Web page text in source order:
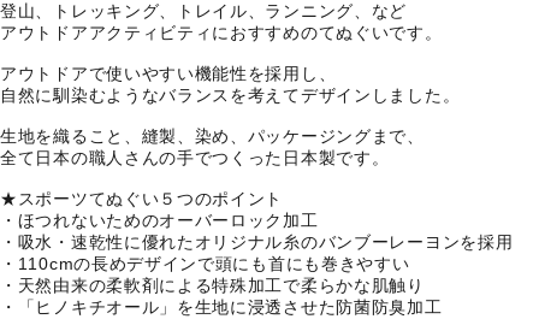
登山、トレッキング、トレイル、ランニング、など
アウトドアアクティビティにおすすめのてぬぐいです。
アウトドアで使いやすい機能性を採用し、
自然に馴染むようなバランスを考えてデザインしました。
生地を織ること、縫製、染め、パッケージングまで、
全て日本の職人さんの手でつくった日本製です。
★スポーツてぬぐい５つのポイント
・ほつれないためのオーバーロック加工
・吸水・速乾性に優れたオリジナル糸のバンブーレーヨンを採用
・110cmの長めデザインで頭にも首にも巻きやすい
・天然由来の柔軟剤による特殊加工で柔らかな肌触り
・「ヒノキチオール」を生地に浸透させた防菌防臭加工